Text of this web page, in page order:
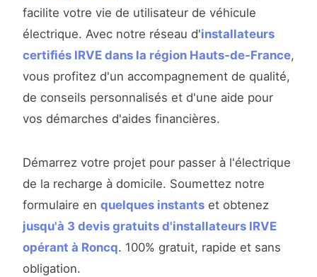
facilite votre vie de utilisateur de véhicule
électrique. Avec notre réseau d'installateurs
certifiés IRVE dans la région Hauts-de-France,
vous profitez d'un accompagnement de qualité,
de conseils personnalisés et d'une aide pour
vos démarches d'aides financières.
Démarrez votre projet pour passer à l'électrique
de la recharge à domicile. Soumettez notre
formulaire en quelques instants et obtenez
jusqu'à 3 devis gratuits d'installateurs IRVE
opérant à Roncq. 100% gratuit, rapide et sans
obligation.